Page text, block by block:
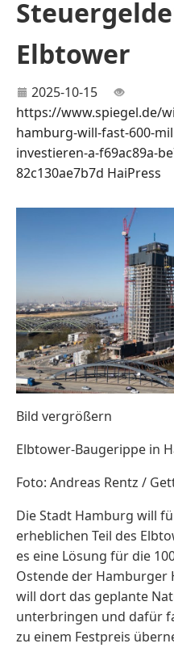
Elbtower
2025-10-15
https://www.spiegel.de/
hamburg-will-fast-600-
investieren-a-f69ac89a-
82c130ae7b7d HaiPress
Bild vergrößern
Elbtower-Baugerippe in
Foto: Andreas Rentz /
Die Stadt Hamburg will
erheblichen Teil des
es eine Lösung für die
Ostende der Hamburger
will dort das geplante
unterbringen und dafür
zu einem Festpreis